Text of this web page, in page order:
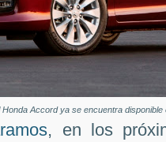
Accord ya se encuentra
, en los